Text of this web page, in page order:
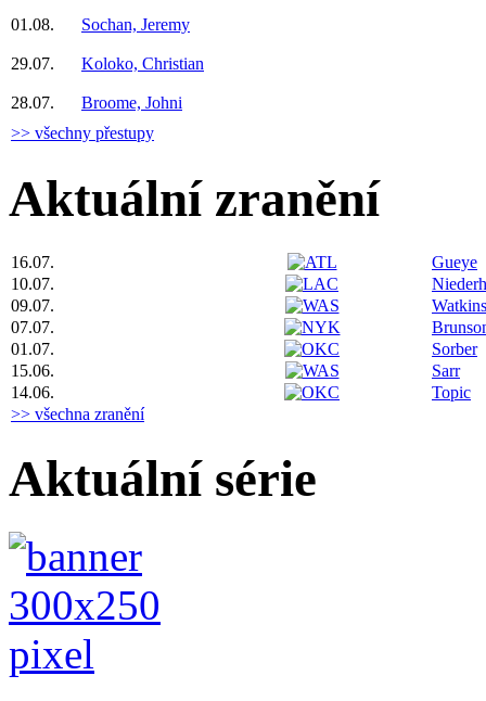
01.08. Sochan, Jeremy
29.07. Koloko, Christian
28.07.
Broome, Johni
>> všechny přestupy
Aktuální zranění
16.07.
Gueye
10.07.
09.07.
Watkins
07.07.
01.07.
Sorber
15.06.
Sarr
14.06.
Topic
>> všechna zranění
Aktuální série